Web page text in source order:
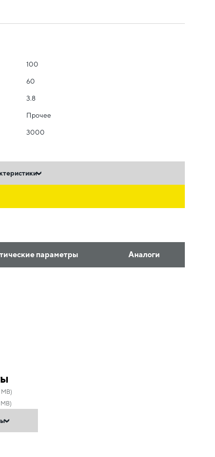
100
60
3.8
Прочее
3000
параметры Аналоги
MB)